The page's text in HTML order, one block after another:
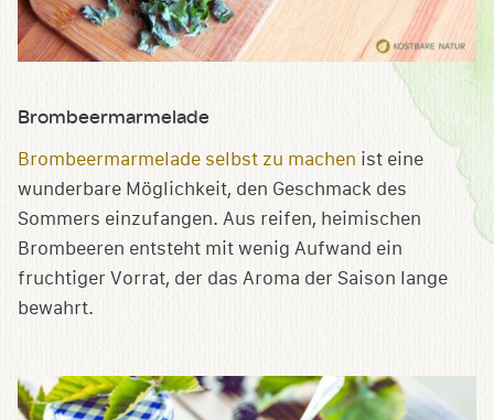
Brombeermarmelade
Brombeermarmelade selbst zu machen ist eine
wunderbare Möglichkeit, den Geschmack des
Sommers einzufangen. Aus reifen, heimischen
Brombeeren entsteht mit wenig Aufwand ein
fruchtiger Vorrat, der das Aroma der Saison lange
bewahrt.